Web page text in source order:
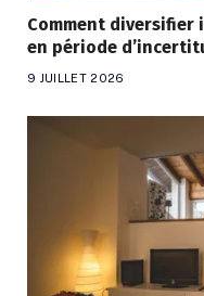
Comment
en période
9 JUILLET 2026